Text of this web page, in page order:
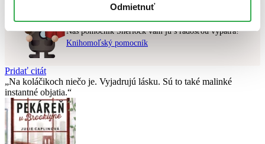
Odmietnuť
Chcete poradiť knihu?
Náš pomocník Sherlock vám ju s radosťou vypátra!
Knihomoľský pomocník
Pridať citát
Na koláčikoch niečo je. Vyjadrujú lásku. Sú to také malinké
instantné objatia.